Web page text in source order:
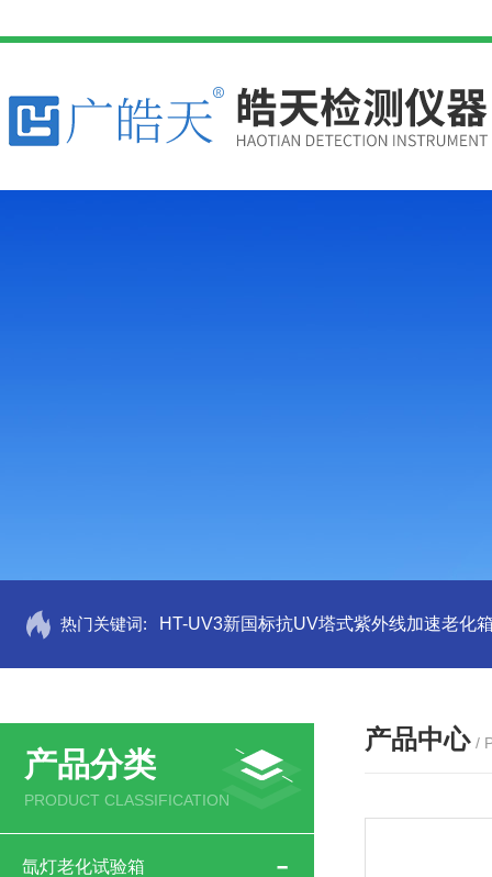
热门关键词: HT-UV3新国标抗UV塔式紫外线加速老化
产品分类
PRODUCT CLASSIFICATION
氙灯老化试验箱
产品中心 /